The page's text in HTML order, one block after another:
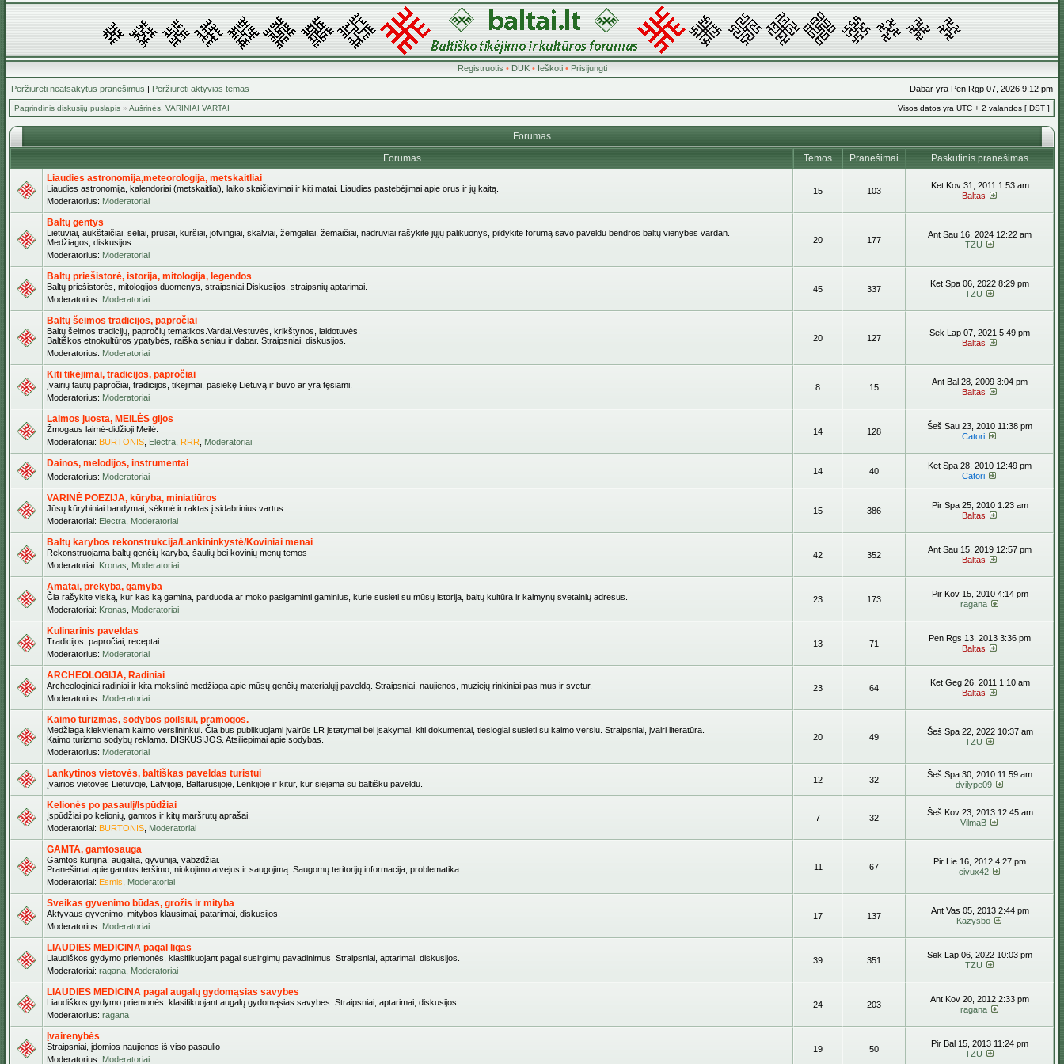
Registruotis • DUK• Ieškoti• Prisijungti
Peržiūrėti neatsakytus pranešimus | Peržiūrėti aktyvias temas Dabar yra Pen Rgp 07, 2026 9:12 pm
Pagrindinis diskusijų puslapis » Aušrinės, VARINIAI VARTAI Visos datos yra UTC + 2 valandos [ DST ]
Forumas
Forumas
Temos Pranešimai
Paskutinis pranešimas
Liaudies astronomija,meteorologija, metskaitliai
Liaudies astronomija, kalendoriai (metskaitliai), laiko skaičiavimai ir kiti matai. Liaudies pastebėjimai apie orus ir jų kaitą.
Moderatorius: Moderatoriai
15 103
Ket Kov 31, 2011 1:53 am
Baltas
Baltų gentys
Lietuviai, aukštaičiai, sėliai, prūsai, kuršiai, jotvingiai, skalviai, žemgaliai, žemaičiai, nadruviai rašykite jųjų palikuonys, pildykite forumą savo paveldu bendros baltų vienybės vardan.
Medžiagos, diskusijos.
Moderatorius: Moderatoriai
20 177
Ant Sau 16, 2024 12:22 am
TZU
Baltų priešistorė, istorija, mitologija, legendos
Baltų priešistorės, mitologijos duomenys, straipsniai.Diskusijos, straipsnių aptarimai.
Moderatorius: Moderatoriai
45 337
Ket Spa 06, 2022 8:29 pm
TZU
Baltų šeimos tradicijos, papročiai
Baltų šeimos tradicijų, papročių tematikos.Vardai.Vestuvės, krikštynos, laidotuvės.
Baltiškos etnokultūros ypatybės, raiška seniau ir dabar. Straipsniai, diskusijos.
Moderatorius: Moderatoriai
20 127
Sek Lap 07, 2021 5:49 pm
Baltas
Kiti tikėjimai, tradicijos, papročiai
Įvairių tautų papročiai, tradicijos, tikėjimai, pasiekę Lietuvą ir buvo ar yra tęsiami.
Moderatorius: Moderatoriai
8 15
Ant Bal 28, 2009 3:04 pm
Baltas
Laimos juosta, MEILĖS gijos
Žmogaus laimė-didžioji Meilė.
Moderatoriai: BURTONIS Electra RRR Moderatoriai
14 128
Šeš Sau 23, 2010 11:38 pm
Catori
Dainos, melodijos, instrumentai
Moderatorius: Moderatoriai
14 40
Ket Spa 28, 2010 12:49 pm
Catori
VARINĖ POEZIJA, kūryba, miniatiūros
Jūsų kūrybiniai bandymai, sėkmė ir raktas į sidabrinius vartus.
Moderatoriai: Electra Moderatoriai
15 386
Pir Spa 25, 2010 1:23 am
Baltas
Baltų karybos rekonstrukcija/Lankininkystė/Koviniai menai
Rekonstruojama baltų genčių karyba, šaulių bei kovinių menų temos
Moderatoriai: Kronas Moderatoriai
42 352
Ant Sau 15, 2019 12:57 pm
Baltas
Amatai, prekyba, gamyba
Čia rašykite viską, kur kas ką gamina, parduoda ar moko pasigaminti gaminius, kurie susieti su mūsų istorija, baltų kultūra ir kaimynų svetainių adresus.
Moderatoriai: Kronas Moderatoriai
23 173
Pir Kov 15, 2010 4:14 pm
ragana
Kulinarinis paveldas
Tradicijos, papročiai, receptai
Moderatorius: Moderatoriai
13 71
Pen Rgs 13, 2013 3:36 pm
Baltas
ARCHEOLOGIJA, Radiniai
Archeologiniai radiniai ir kita mokslinė medžiaga apie mūsų genčių materialųjį paveldą. Straipsniai, naujienos, muziejų rinkiniai pas mus ir svetur.
Moderatorius: Moderatoriai
23 64
Ket Geg 26, 2011 1:10 am
Baltas
Kaimo turizmas, sodybos poilsiui, pramogos.
Medžiaga kiekvienam kaimo verslininkui. Čia bus publikuojami įvairūs LR įstatymai bei įsakymai, kiti dokumentai, tiesiogiai susieti su kaimo verslu. Straipsniai, įvairi literatūra.
Kaimo turizmo sodybų reklama. DISKUSIJOS. Atsiliepimai apie sodybas.
Moderatorius: Moderatoriai
20 49
Šeš Spa 22, 2022 10:37 am
TZU
Lankytinos vietovės, baltiškas paveldas turistui
Įvairios vietovės Lietuvoje, Latvijoje, Baltarusijoje, Lenkijoje ir kitur, kur siejama su baltišku paveldu. 12 32
Šeš Spa 30, 2010 11:59 am
dvilype09
Kelionės po pasaulį/Ispūdžiai
Įspūdžiai po kelionių, gamtos ir kitų maršrutų aprašai.
Moderatoriai: BURTONIS Moderatoriai
7 32
Šeš Kov 23, 2013 12:45 am
VilmaB
GAMTA, gamtosauga
Gamtos kurijina: augalija, gyvūnija, vabzdžiai.
Pranešimai apie gamtos teršimo, niokojimo atvejus ir saugojimą. Saugomų teritorijų informacija, problematika.
Moderatoriai: Esmis Moderatoriai
11 67
Pir Lie 16, 2012 4:27 pm
eivux42
Sveikas gyvenimo būdas, grožis ir mityba
Aktyvaus gyvenimo, mitybos klausimai, patarimai, diskusijos.
Moderatorius: Moderatoriai
17 137
Ant Vas 05, 2013 2:44 pm
Kazysbo
LIAUDIES MEDICINA pagal ligas
Liaudiškos gydymo priemonės, klasifikuojant pagal susirgimų pavadinimus. Straipsniai, aptarimai, diskusijos.
Moderatoriai: ragana Moderatoriai
39 351
Sek Lap 06, 2022 10:03 pm
TZU
LIAUDIES MEDICINA pagal augalų gydomąsias savybes
Liaudiškos gydymo priemonės, klasifikuojant augalų gydomąsias savybes. Straipsniai, aptarimai, diskusijos.
Moderatorius: ragana
24 203
Ant Kov 20, 2012 2:33 pm
ragana
Įvairenybės
Straipsniai, įdomios naujienos iš viso pasaulio
Moderatorius: Moderatoriai
19 50
Pir Bal 15, 2013 11:24 pm
TZU